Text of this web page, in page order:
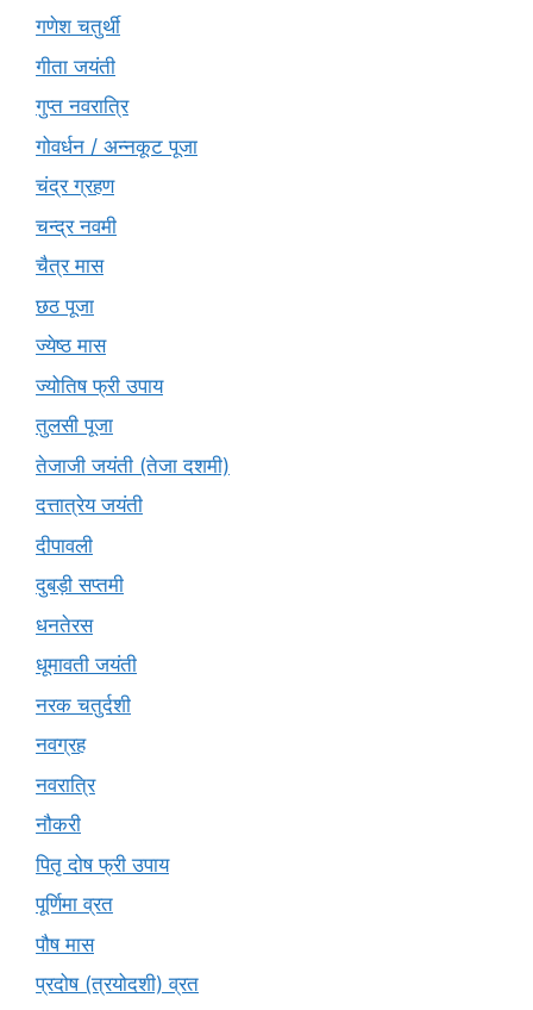
गणेश चतुर्थी
गीता जयंती
गुप्त नवरात्रि
गोवर्धन / अन्नकूट पूजा
चंद्र ग्रहण
चन्द्र नवमी
चैत्र मास
छठ पूजा
ज्येष्ठ मास
ज्योतिष फ्री उपाय
तुलसी पूजा
तेजाजी जयंती (तेजा दशमी)
दत्तात्रेय जयंती
दीपावली
दुबड़ी सप्तमी
धनतेरस
धूमावती जयंती
नरक चतुर्दशी
नवग्रह
नवरात्रि
नौकरी
पितृ दोष फ्री उपाय
पूर्णिमा व्रत
पौष मास
प्रदोष (त्रयोदशी) व्रत